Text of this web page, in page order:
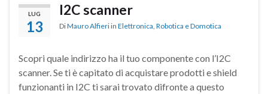
LUG
13
I2C scanner
DiMauro Alfieri in Elettronica Robotica e Domotica
Scopri quale indirizzo ha il tuo componente con l’I2C
scanner. Se ti è capitato di acquistare prodotti e shield
funzionanti in I2C ti sarai trovato difronte a questo